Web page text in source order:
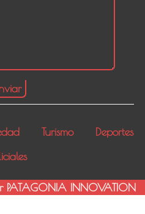
Turismo
Deportes
PATAGONIA INNOVATION